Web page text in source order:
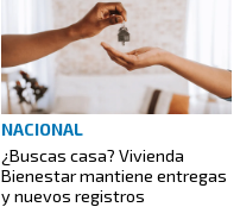
NACIONAL
¿Buscas casa? Vivienda
Bienestar mantiene entregas
y nuevos registros